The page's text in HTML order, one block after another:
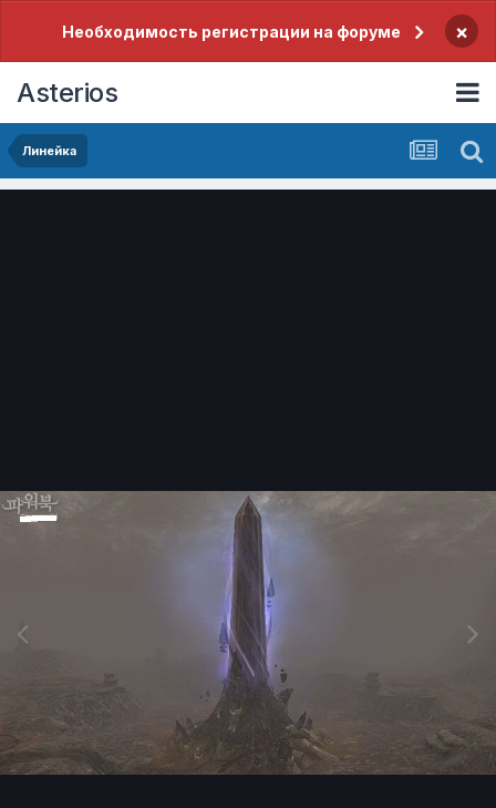
Необходимость регистрации на форуме ×
Asterios
Линейка